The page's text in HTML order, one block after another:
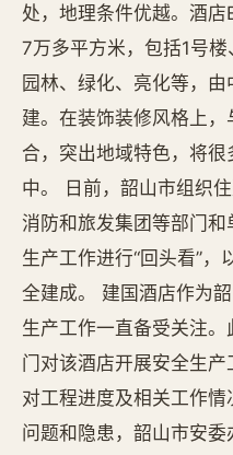
处，地理条件优越。酒
7万多平方米，包括1号
园林、绿化、亮化等，
建。在装饰装修风格上
合，突出地域特色，将
中。 日前，韶山市组织
消防和旅发集团等部门
生产工作进行“回头看”
全建成。 建国酒店作为
生产工作一直备受关注
门对该酒店开展安全生
对工程进度及相关工作
问题和隐患，韶山市安委